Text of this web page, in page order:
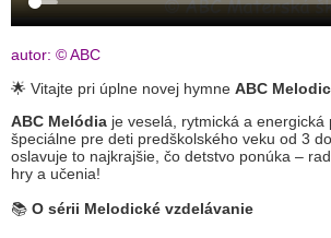
autor: © ABC
🌟 Vitajte pri úplne novej hymne ABC
ABC Melódia je veselá, rytmická a energická
špeciálne pre deti predškolského veku od 3
oslavuje to najkrajšie, čo detstvo ponúka –
hry a učenia!
📚 O sérii Melodické vzdelávanie